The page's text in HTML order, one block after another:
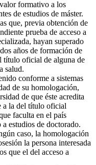
formativo a los
de estudios de máster.
que, previa obtención de
prueba de acceso a
hayan superado
años de formación de
título oficial de alguna de
salud.
conforme a sistemas
de su homologación,
de que éste acredita
a la del título oficial
faculta en el país
estudios de doctorado.
caso, la homologación
la persona interesada
que el del acceso a